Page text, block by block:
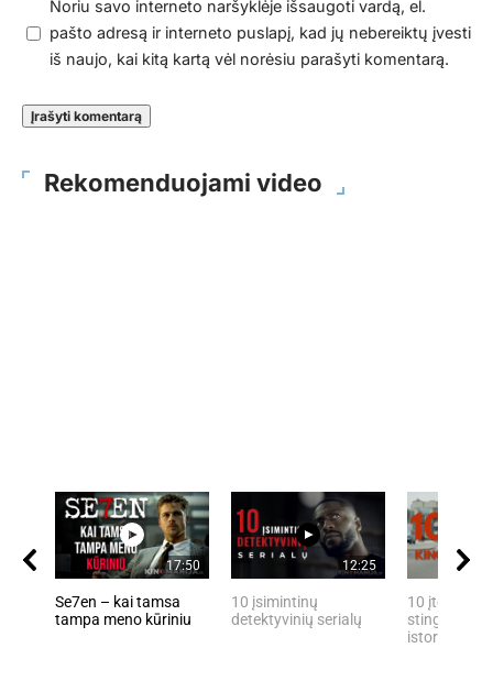
Noriu savo interneto naršyklėje išsaugoti vardą, el.
pašto adresą ir interneto puslapį, kad jų nebereiktų įvesti
iš naujo, kai kitą kartą vėl norėsiu parašyti komentarą.
Rekomenduojami video
17:50
Se7en – kai tamsa
tampa meno kūriniu
12:25
10 įsimintinų
detektyvinių serialų
10 įtemptų,
stingdančių
istorijų